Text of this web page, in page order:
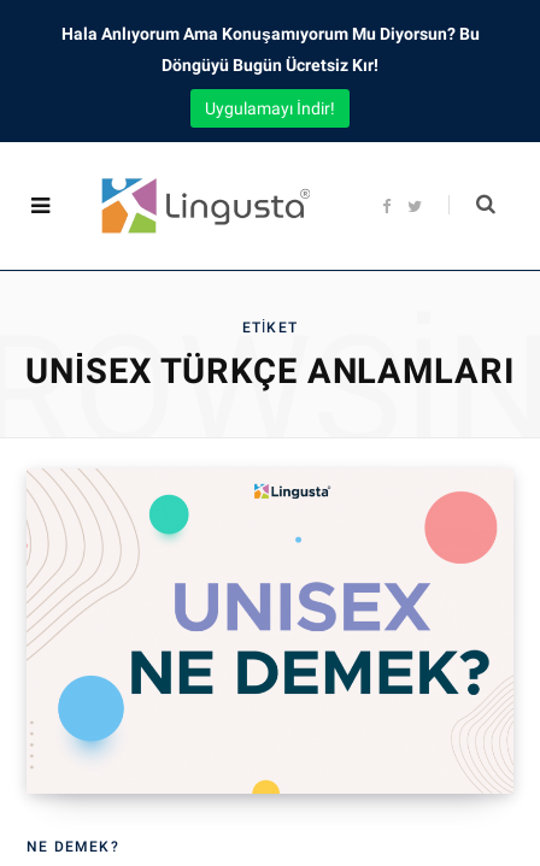
F
b
t
ETIKET
UNISEX TÜRKÇE ANLAMLARI
NE DEMEK?
Hala Anlıyorum Ama Konuşamıyorum Mu Diyorsun? Bu
Döngüyü Bugün Ücretsiz Kır!
Uygulamayı İndir!